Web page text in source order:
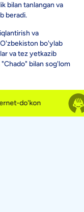
bilan tanlangan va
beradi.
va
bo'ylab
va tez yetkazib
bilan sog'lom
do'kon